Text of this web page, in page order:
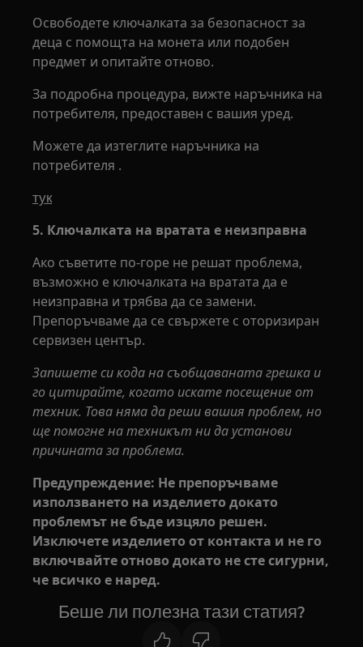
Освободете ключалката за безопасност за
деца с помощта на монета или подобен
предмет и опитайте отново.
За подробна процедура, вижте наръчника на
потребителя, предоставен с вашия уред.
Можете да изтеглите наръчника на
потребителя .
тук
5. Ключалката на вратата е неизправна
Ако съветите по-горе не решат проблема,
възможно е ключалката на вратата да е
неизправна и трябва да се замени.
Препоръчваме да се свържете с оторизиран
сервизен център.
Запишете си кода на съобщаваната грешка и
го цитирайте, когато искате посещение от
техник. Това няма да реши вашия проблем, но
ще помогне на техникът ни да установи
причината за проблема.
Предупреждение: Не препоръчваме
използването на изделието докато
проблемът не бъде изцяло решен.
Изключете изделието от контакта и не го
включвайте отново докато не сте сигурни,
че всичко е наред.
Беше ли полезна тази статия?